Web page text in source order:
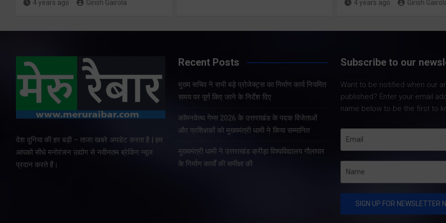
4 years ago Girish Gairola 4 years ago Girish
देश दुनिया की हर बड़ी – ताजा खबरे अपडेट करता है | हम
आपको सीधे मनोरंजन उद्योग से नवीनतम ब्रेकिंग न्यूज
प्रदान करते हैं।
Recent Posts
मुख्य सचिव ने सभी बड़े प्रोजेक्ट्स का निर्माण कार्य नियमित
समय पर पूर्ण किए जाने के निर्देश दिए
कॉमनवेल्थ गेम्स 2026 के उत्तराखंड के पदक विजेताओं
और प्रशिक्षकों को मुख्यमंत्री धामी ने किया सम्मानित
मुख्यमंत्री धामी ने उत्तराखंड क्रीड़ा विश्वविद्यालय गौलापार
के निर्माण कार्यों की समीक्षा की
Subscribe to our
Want to be notified when our
published? Enter your email
name below to be the first to
Share Nowदेहरादून। भारत
निर्वाचन आयोग एवं मुख्य निर्वाचन
अधिकारी, उत्तराखण्ड के निर्देशों
के अनुपालन में विशेष गहन
पुनरीक्षण अभियान के तहत
आनंद स्वरूप ने शुक्रवार…
Share
सचिव आनन्द बर्द्धन ने
को सचिवालय में प्रदेश
प्रोजेक्ट्स की समीक्षा
प्रोजेक्ट्स का निर्माण